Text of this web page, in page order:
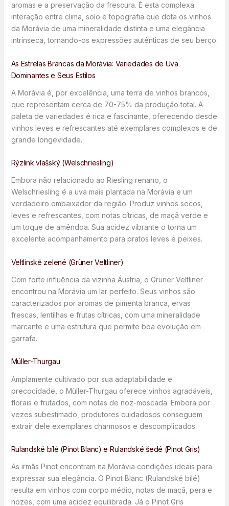
aromas e a preservação da frescura. É esta complexa
interação entre clima, solo e topografia que dota os vinhos
da Morávia de uma mineralidade distinta e uma elegância
intrínseca, tornando-os expressões autênticas de seu berço.
As Estrelas Brancas da Morávia: Variedades de Uva
Dominantes e Seus Estilos
A Morávia é, por excelência, uma terra de vinhos brancos,
que representam cerca de 70-75% da produção total. A
paleta de variedades é rica e fascinante, oferecendo desde
vinhos leves e refrescantes até exemplares complexos e de
grande longevidade.
Rýzlink vlašský (Welschriesling)
Embora não relacionado ao Riesling renano, o
Welschriesling é a uva mais plantada na Morávia e um
verdadeiro embaixador da região. Produz vinhos secos,
leves e refrescantes, com notas cítricas, de maçã verde e
um toque de amêndoa. Sua acidez vibrante o torna um
excelente acompanhamento para pratos leves e peixes.
Veltlínské zelené (Grüner Veltliner)
Com forte influência da vizinha Áustria, o Grüner Veltliner
encontrou na Morávia um lar perfeito. Seus vinhos são
caracterizados por aromas de pimenta branca, ervas
frescas, lentilhas e frutas cítricas, com uma mineralidade
marcante e uma estrutura que permite boa evolução em
garrafa.
Müller-Thurgau
Amplamente cultivado por sua adaptabilidade e
precocidade, o Müller-Thurgau oferece vinhos agradáveis,
florais e frutados, com notas de noz-moscada. Embora por
vezes subestimado, produtores cuidadosos conseguem
extrair dele exemplares charmosos e descomplicados.
Rulandské bílé (Pinot Blanc) e Rulandské šedé (Pinot Gris)
As irmãs Pinot encontram na Morávia condições ideais para
expressar sua elegância. O Pinot Blanc (Rulandské bílé)
resulta em vinhos com corpo médio, notas de maçã, pera e
nozes, com uma acidez equilibrada. Já o Pinot Gris